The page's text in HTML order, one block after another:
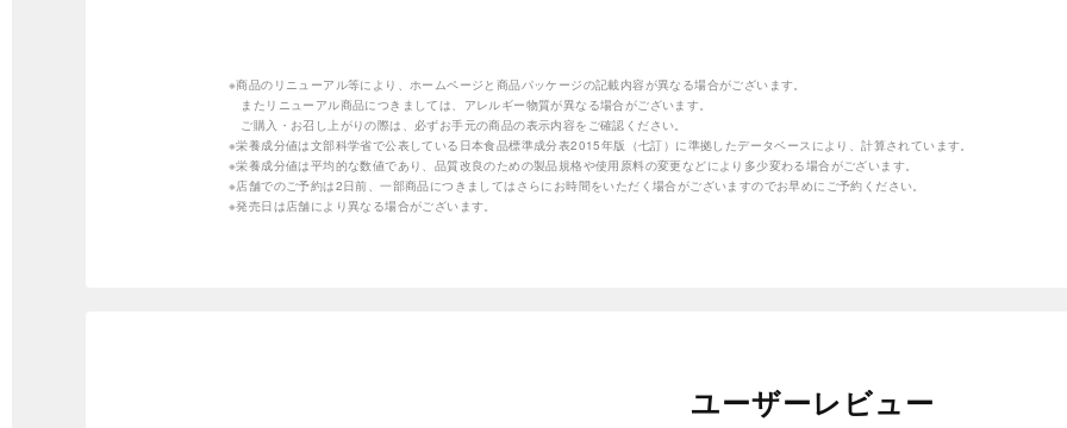
※商品のリニューアル等により、ホームページと商品パッケージの記載内容が異なる場合がございます。
またリニューアル商品につきましては、アレルギー物質が異なる場合がございます。
ご購入・お召し上がりの際は、必ずお手元の商品の表示内容をご確認ください。
※栄養成分値は文部科学省で公表している日本食品標準成分表2015年版（七訂）に準拠したデータベースにより、計算されています。
※栄養成分値は平均的な数値であり、品質改良のための製品規格や使用原料の変更などにより多少変わる場合がございます。
※店舗でのご予約は2日前、一部商品につきましてはさらにお時間をいただく場合がございますのでお早めにご予約ください。
※発売日は店舗により異なる場合がございます。
ユーザーレビュー